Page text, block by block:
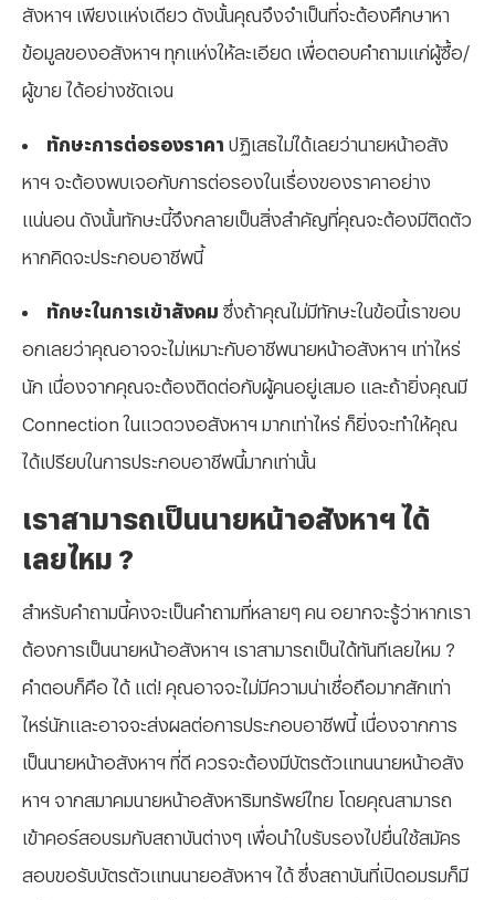
สังหาฯ เพียงแห่งเดียว ดังนั้นคุณจึงจำเป็นที่จะต้องศึกษาหา
ข้อมูลของอสังหาฯ ทุกแห่งให้ละเอียด เพื่อตอบคำถามแก่ผู้ซื้อ/
ผู้ขาย ได้อย่างชัดเจน
ทักษะการต่อรองราคา ปฏิเสธไม่ได้เลยว่านายหน้าอสัง
หาฯ จะต้องพบเจอกับการต่อรองในเรื่องของราคาอย่าง
แน่นอน ดังนั้นทักษะนี้จึงกลายเป็นสิ่งสำคัญที่คุณจะต้องมีติดตัว
หากคิดจะประกอบอาชีพนี้
ทักษะในการเข้าสังคม ซึ่งถ้าคุณไม่มีทักษะในข้อนี้เราขอบ
อกเลยว่าคุณอาจจะไม่เหมาะกับอาชีพนายหน้าอสังหาฯ เท่าไหร่
นัก เนื่องจากคุณจะต้องติดต่อกับผู้คนอยู่เสมอ และถ้ายิ่งคุณมี
Connection ในแวดวงอสังหาฯ มากเท่าไหร่ ก็ยิ่งจะทำให้คุณ
ได้เปรียบในการประกอบอาชีพนี้มากเท่านั้น
เราสามารถเป็นนายหน้าอสังหาฯ ได้
เลยไหม ?
สำหรับคำถามนี้คงจะเป็นคำถามที่หลายๆ คน อยากจะรู้ว่าหากเรา
ต้องการเป็นนายหน้าอสังหาฯ เราสามารถเป็นได้ทันทีเลยไหม ?
คำตอบก็คือ ได้ แต่! คุณอาจจะไม่มีความน่าเชื่อถือมากสักเท่า
ไหร่นักและอาจจะส่งผลต่อการประกอบอาชีพนี้ เนื่องจากการ
เป็นนายหน้าอสังหาฯ ที่ดี ควรจะต้องมีบัตรตัวแทนนายหน้าอสัง
หาฯ จากสมาคมนายหน้าอสังหาริมทรัพย์ไทย โดยคุณสามารถ
เข้าคอร์สอบรมกับสถาบันต่างๆ เพื่อนำใบรับรองไปยื่นใช้สมัคร
สอบขอรับบัตรตัวแทนนายอสังหาฯ ได้ ซึ่งสถาบันที่เปิดอมรมก็มี